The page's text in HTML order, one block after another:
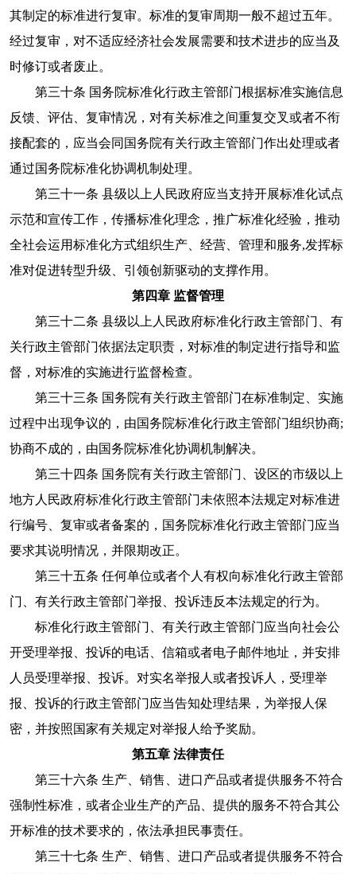
其制定的标准进行复审。标准的复审周期一般不超过五年。
经过复审，对不适应经济社会发展需要和技术进步的应当及
时修订或者废止。
第三十条 国务院标准化行政主管部门根据标准实施信息
反馈、评估、复审情况，对有关标准之间重复交叉或者不衔
接配套的，应当会同国务院有关行政主管部门作出处理或者
通过国务院标准化协调机制处理。
第三十一条 县级以上人民政府应当支持开展标准化试点
示范和宣传工作，传播标准化理念，推广标准化经验，推动
全社会运用标准化方式组织生产、经营、管理和服务,发挥标
准对促进转型升级、引领创新驱动的支撑作用。
第四章 监督管理
第三十二条 县级以上人民政府标准化行政主管部门、有
关行政主管部门依据法定职责，对标准的制定进行指导和监
督，对标准的实施进行监督检查。
第三十三条 国务院有关行政主管部门在标准制定、实施
过程中出现争议的，由国务院标准化行政主管部门组织协商;
协商不成的，由国务院标准化协调机制解决。
第三十四条 国务院有关行政主管部门、设区的市级以上
地方人民政府标准化行政主管部门未依照本法规定对标准进
行编号、复审或者备案的，国务院标准化行政主管部门应当
要求其说明情况，并限期改正。
第三十五条 任何单位或者个人有权向标准化行政主管部
门、有关行政主管部门举报、投诉违反本法规定的行为。
标准化行政主管部门、有关行政主管部门应当向社会公
开受理举报、投诉的电话、信箱或者电子邮件地址，并安排
人员受理举报、投诉。对实名举报人或者投诉人，受理举
报、投诉的行政主管部门应当告知处理结果，为举报人保
密，并按照国家有关规定对举报人给予奖励。
第五章 法律责任
第三十六条 生产、销售、进口产品或者提供服务不符合
强制性标准，或者企业生产的产品、提供的服务不符合其公
开标准的技术要求的，依法承担民事责任。
第三十七条 生产、销售、进口产品或者提供服务不符合